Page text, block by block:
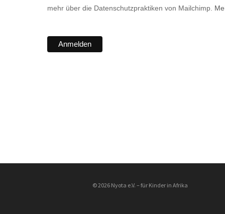
mehr über die Datenschutzpraktiken von Mailchimp.
© 2026 Nyota e.V. – für Kinder in Afrika